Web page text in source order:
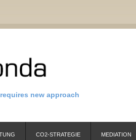
new approach
CO2-STRATEGIE MEDIATION